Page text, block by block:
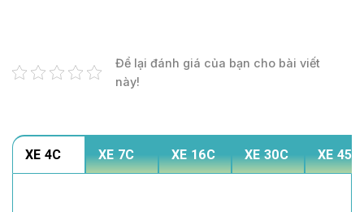
Để lại đánh giá của bạn cho bài viết
này!
XE 4C XE 7C XE 16C XE 30C XE 45C